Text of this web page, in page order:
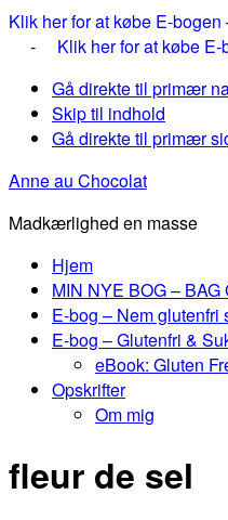
Klik her for at købe E-
- Klik her for at købe
Gå direkte til primær
Skip til indhold
Gå direkte til primær
Anne au Chocolat
Madkærlighed en masse
Hjem
MIN NYE BOG –
E-bog – Nem glutenfri
E-bog – Glutenfri &
eBook: Gluten
Opskrifter
Om mig
fleur de sel